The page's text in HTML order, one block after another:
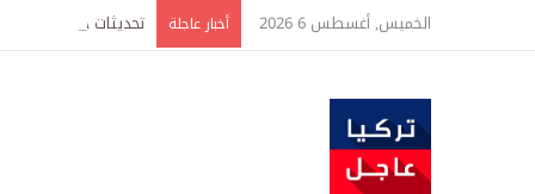
الخميس, أغسطس 6 2026 أخبار عاجلة